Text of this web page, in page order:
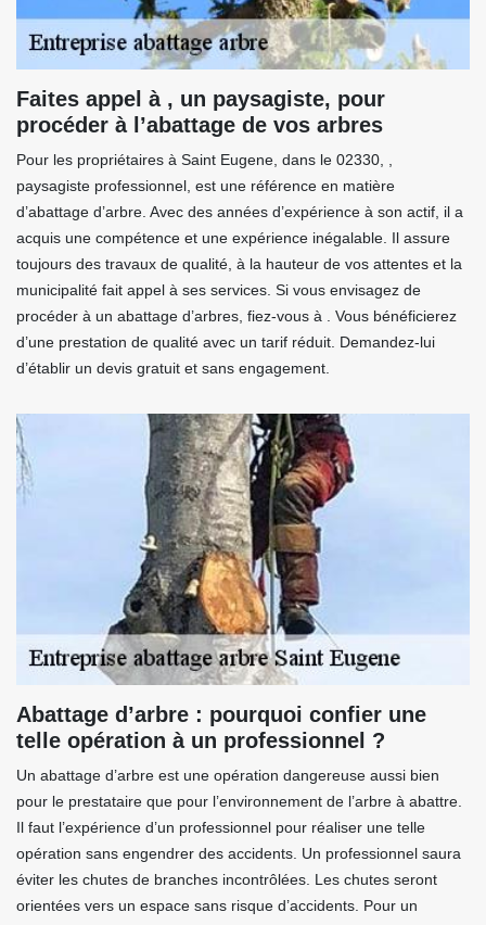
Faites appel à , un paysagiste, pour
procéder à l’abattage de vos arbres
Pour les propriétaires à Saint Eugene, dans le 02330, ,
paysagiste professionnel, est une référence en matière
d’abattage d’arbre. Avec des années d’expérience à son actif, il a
acquis une compétence et une expérience inégalable. Il assure
toujours des travaux de qualité, à la hauteur de vos attentes et la
municipalité fait appel à ses services. Si vous envisagez de
procéder à un abattage d’arbres, fiez-vous à . Vous bénéficierez
d’une prestation de qualité avec un tarif réduit. Demandez-lui
d’établir un devis gratuit et sans engagement.
Abattage d’arbre : pourquoi confier une
telle opération à un professionnel ?
Un abattage d’arbre est une opération dangereuse aussi bien
pour le prestataire que pour l’environnement de l’arbre à abattre.
Il faut l’expérience d’un professionnel pour réaliser une telle
opération sans engendrer des accidents. Un professionnel saura
éviter les chutes de branches incontrôlées. Les chutes seront
orientées vers un espace sans risque d’accidents. Pour un